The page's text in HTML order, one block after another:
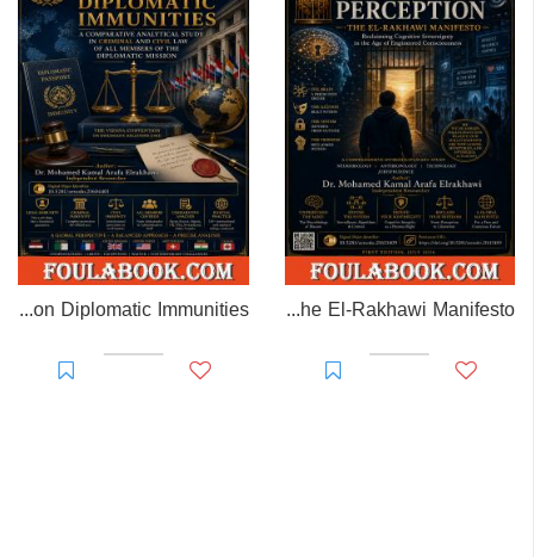
Prisoner of Perception: The El-Rakhawi Manifesto
EL-RAKHAWI MONOGRAPH on Diplomatic Immunities